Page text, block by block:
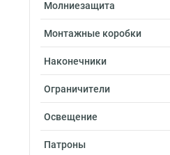
Молниезащита
Монтажные коробки
Наконечники
Ограничители
Освещение
Патроны